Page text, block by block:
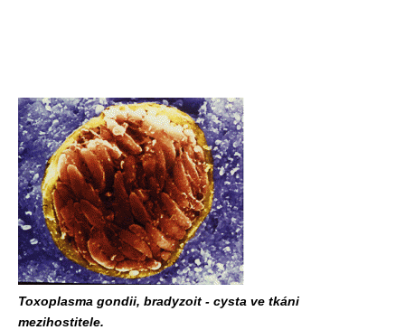
Toxoplasma gondii, bradyzoit - cysta ve tkáni
mezihostitele.